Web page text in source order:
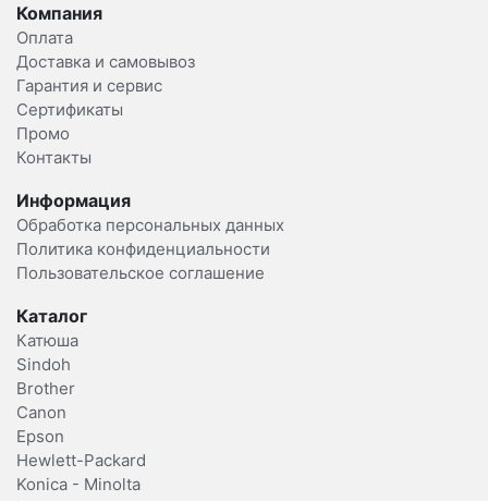
Компания
Оплата
Доставка и самовывоз
Гарантия и сервис
Сертификаты
Промо
Контакты
Информация
Обработка персональных данных
Политика конфиденциальности
Пользовательское соглашение
Каталог
Катюша
Sindoh
Brother
Canon
Epson
Hewlett-Packard
Konica - Minolta